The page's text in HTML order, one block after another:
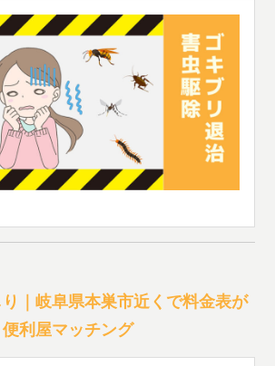
｜岐阜県本巣市近くで料金表が
利屋マッチング